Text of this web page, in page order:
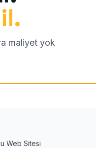
maliyet yok
Web Sitesi